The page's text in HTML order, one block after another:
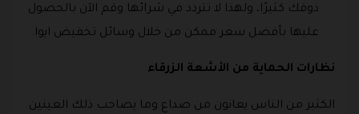
ذوقك كثيرًا، ولهذا لا تتردد في شرائها وقم الآن بالحصول
عليها بأفضل سعر ممكن من خلال وسائل تخفيض ايوا.
نظارات الحماية من الأشعة الزرقاء
الكثير من الناس يعانون من صداع وما يصاحب ذلك العينين